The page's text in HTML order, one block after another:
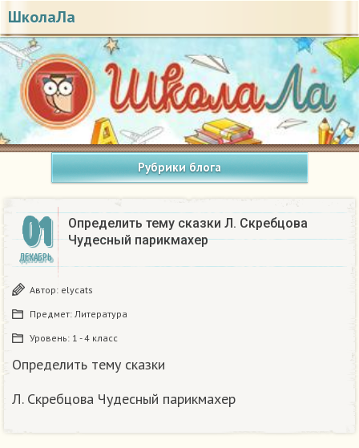
ШколаЛа
Рубрики блога
01
ДЕКАБРЬ
Определить тему сказки Л. Скребцова
Чудесный парикмахер
Автор: elycats
Предмет: Литература
Уровень: 1 - 4 класс
Определить тему сказки
Л. Скребцова Чудесный парикмахер